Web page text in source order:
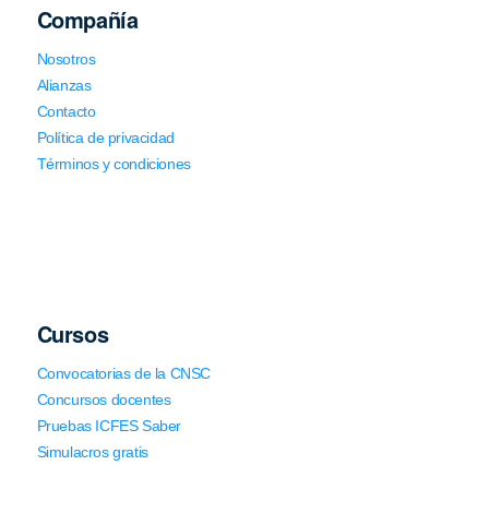
Compañía
Nosotros
Alianzas
Contacto
Política de privacidad
Términos y condiciones
Cursos
Convocatorias de la CNSC
Concursos docentes
Pruebas ICFES Saber
Simulacros gratis